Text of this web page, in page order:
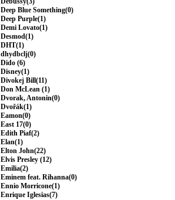
Deep Blue Something(0)
Deep Purple(1)
Demi Lovato(1)
Desmod(1)
DHT(1)
dhydbclj(0)
Dido (6)
Disney(1)
Divokej Bill(11)
Don McLean (1)
Dvorak, Antonin(0)
Dvořák(1)
Eamon(0)
East 17(0)
Edith Piaf(2)
Elan(1)
Elton John(22)
Elvis Presley (12)
Emilia(2)
Eminem feat. Rihanna(0)
Ennio Morricone(1)
Enrique Iglesias(7)